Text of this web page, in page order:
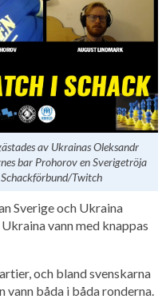
av Ukrainas Oleksandr
bar Prohorov en Sverigetröja
Twitch
Sverige och Ukraina
vann med knappas
och bland svenskarna
båda i båda ronderna.